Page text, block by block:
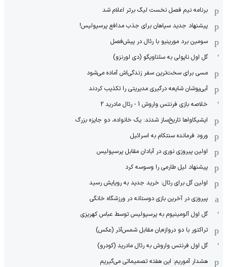
برنامه نیم فصل نخست لیگ برتر اعلام شد
پیشنهاد جدید سپاهان برای جذب مدافع پرسپولیس!
سومین برد مورینیو با رئال در پیش‌فصل
گل اول ناپولی به سلتاویگو (دی لورنزو)
مسی برای سخت‌ترین سفر زندگی‌اش آماده می‌شود
آبی‌پوشان شایعه درگیری مدیریتی را تکذیب کردند
خلاصه بازی فرنتس واروش 1 - رئال مادرید 2
ایشیکاوا‌ها تاریخ‌ساز شدند: یک خانواده، دو جایزه بزرگ
ورود فرمانده سنتکام به اسرائیل
اولین پیروزی نوری در آبادان مقابل پرسپولیس
پیشنهاد لیل طارمی را وسوسه کرد
اولین گل برای رئال: خرید جدید به رویایش رسید
پیروزی در آخرین بازی دوستانه در ورزشگاه خانگی
گل اول آلومینیوم به پرسپولیس توسط عباس کهریزی
تراکتور با دو دروازه‌بان مقابل شمس‌آذر (عکس)
گل اول فرنتس واروش به رئال مادرید (کودرو)
هشدار آموریم: این هفته تصمیماتی می‌گیریم